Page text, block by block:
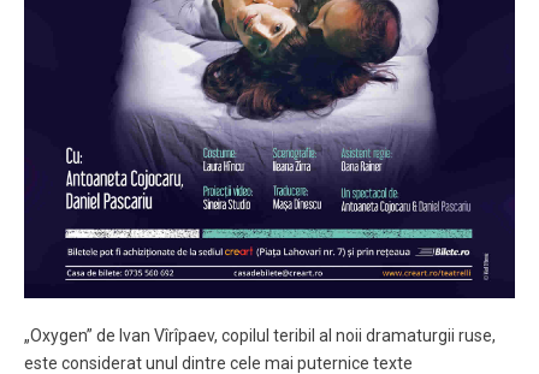
„Oxygen” de Ivan Vîrîpaev, copilul teribil al noii dramaturgii ruse,
este considerat unul dintre cele mai puternice texte